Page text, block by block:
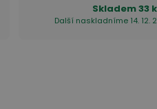
Skladem33
Další naskladníme 14. 12.